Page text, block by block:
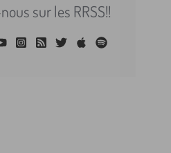
sur les RRSS!!